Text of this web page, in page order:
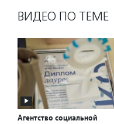
ВИДЕО ПО ТЕМЕ
Агентство социальной